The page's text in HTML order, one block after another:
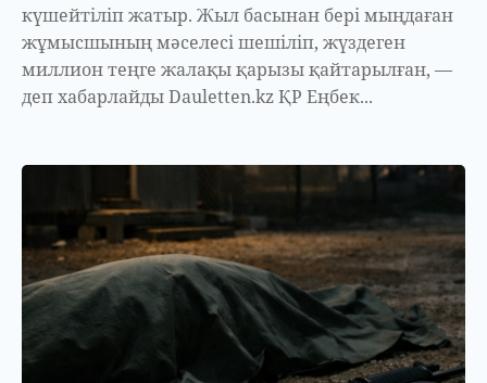
күшейтіліп жатыр. Жыл басынан бері мыңдаған
жұмысшының мәселесі шешіліп, жүздеген
миллион теңге жалақы қарызы қайтарылған, —
деп хабарлайды Dauletten.kz ҚР Еңбек...